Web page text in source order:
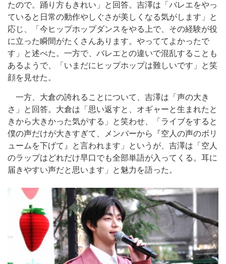
たので。踊り方もきれい」と回答。吉澤は「バレエをやっ
ていると日常の動作やしぐさが美しくなる気がします」と
応じ、「今ヒップホップダンスをやる上で、その経験が役
に立った瞬間がたくさんあります。やっててよかったで
す」と述べた。一方で、バレエとの違いで混乱することも
あるようで、「いまだにヒップホップは難しいです」と笑
顔を見せた。
一方、大倉の誇れることについて、吉澤は「声の大き
さ」と回答。大倉は「思い返すと、オギャーと生まれたと
きから大きかった気がする」と笑わせ、「ライブをすると
僕の声だけが大きすぎて、メンバーから『空人の声のボリ
ュームを下げて』と言われます」というが、吉澤は「空人
のラップはどれだけ早口でも全部単語が入ってくる。耳に
届きやすい声だと思います」と魅力を語った。